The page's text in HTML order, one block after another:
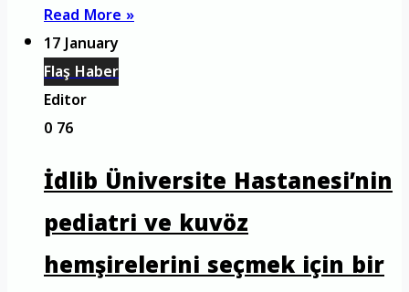
Read More »
17 January
Flaş Haber
Editor
076
İdlib Üniversite Hastanesi’nin
pediatri ve kuvöz
hemşirelerini seçmek için bir